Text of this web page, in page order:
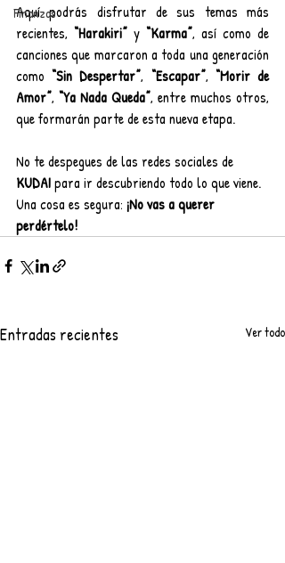
Finanzas
Aquí podrás disfrutar de sus temas más
recientes, “Harakiri” y “Karma”, así como de
canciones que marcaron a toda una generación
como “Sin Despertar”, “Escapar”, “Morir de
Amor”, “Ya Nada Queda”, entre muchos otros,
que formarán parte de esta nueva etapa.
No te despegues de las redes sociales de
KUDAI para ir descubriendo todo lo que viene.
Una cosa es segura: ¡No vas a querer
perdértelo!
Entradas recientes Ver todo